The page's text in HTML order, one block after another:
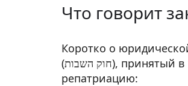
Что говорит
Коротко о
(חוק השבות), принятый в 1950 году и дополненный в 1970-м, даёт право на
репатриацию: